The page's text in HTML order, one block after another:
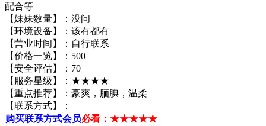
配合等
【妹妹数量】：没问
【环境设备】：该有都有
【营业时间】：自行联系
【价格一览】：500
【安全评估】：70
【服务星级】：★★★★
【重点推荐】：豪爽，腼腆，温柔
【联系方式】：
购买联系方式会员必看：★★★★★